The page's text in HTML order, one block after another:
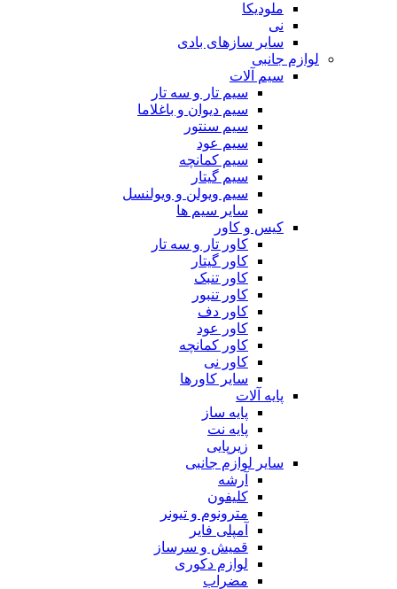
ملودیکا
نی
سایر سازهای بادی
لوازم جانبی
سیم آلات
سیم تار و سه تار
سیم دیوان و باغلاما
سیم سنتور
سیم عود
سیم کمانچه
سیم گیتار
سیم ویولن و ویولنسل
سایر سیم ها
کیس و کاور
کاور تار و سه تار
کاور گیتار
کاور تنبک
کاور تنبور
کاور دف
کاور عود
کاور کمانچه
کاور نی
سایر کاورها
پایه آلات
پایه ساز
پایه نت
زیرپایی
سایر لوازم جانبی
آرشه
کلیفون
مترونوم و تیونر
آمپلی فایر
قمیش و سرساز
لوازم دکوری
مضراب